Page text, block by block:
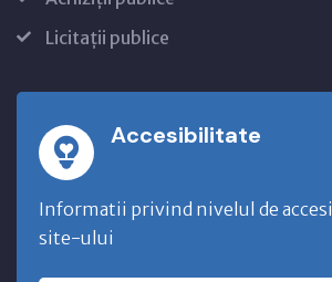
Licitații publice
Accesibilitate
Informatii privind nivelul de
site-ului